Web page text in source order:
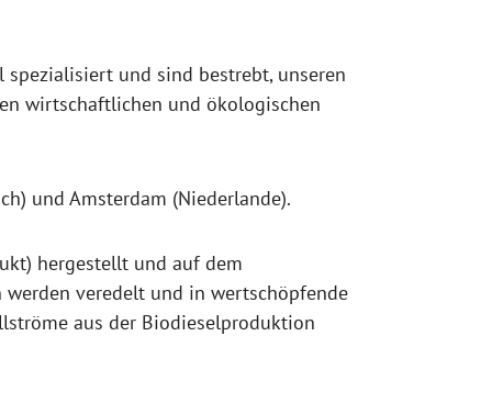
und sind bestrebt, unseren
wirtschaftlichen und ökologischen
und Amsterdam (Niederlande).
hergestellt und auf dem
veredelt und in wertschöpfende
aus der Biodieselproduktion